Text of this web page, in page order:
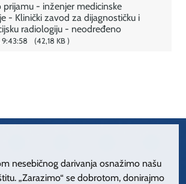
prijamu - inženjer medicinske
- Klinički zavod za dijagnostičku i
radiologiju - neodređeno
9:43:58 42,18 KB
nesebičnog darivanja osnažimo našu
„Zarazimo“ se dobrotom, donirajmo